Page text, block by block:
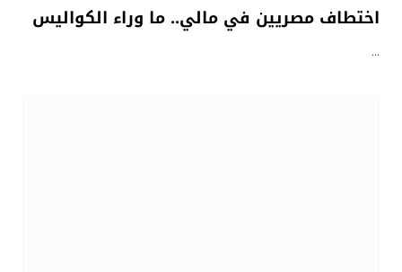
اختطاف مصريين في مالي.. ما وراء الكواليس
…